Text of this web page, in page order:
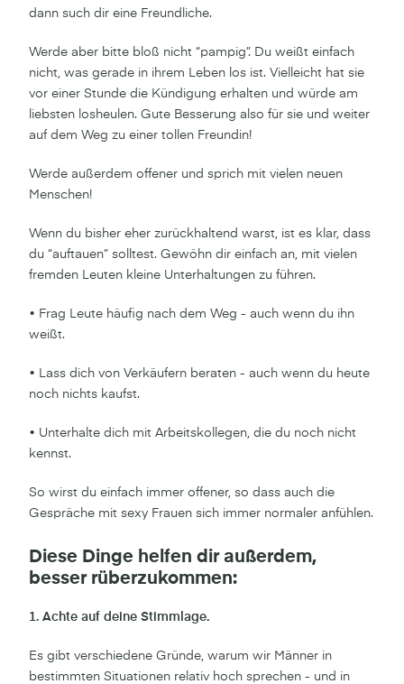
dann such dir eine Freundliche.
Werde aber bitte bloß nicht “pampig”. Du weißt einfach
nicht, was gerade in ihrem Leben los ist. Vielleicht hat sie
vor einer Stunde die Kündigung erhalten und würde am
liebsten losheulen. Gute Besserung also für sie und weiter
auf dem Weg zu einer tollen Freundin!
Werde außerdem offener und sprich mit vielen neuen
Menschen!
Wenn du bisher eher zurückhaltend warst, ist es klar, dass
du “auftauen” solltest. Gewöhn dir einfach an, mit vielen
fremden Leuten kleine Unterhaltungen zu führen.
• Frag Leute häufig nach dem Weg - auch wenn du ihn
weißt.
• Lass dich von Verkäufern beraten - auch wenn du heute
noch nichts kaufst.
• Unterhalte dich mit Arbeitskollegen, die du noch nicht
kennst.
So wirst du einfach immer offener, so dass auch die
Gespräche mit sexy Frauen sich immer normaler anfühlen.
Diese Dinge helfen dir außerdem,
besser rüberzukommen:
1. Achte auf deine Stimmlage.
Es gibt verschiedene Gründe, warum wir Männer in
bestimmten Situationen relativ hoch sprechen - und in